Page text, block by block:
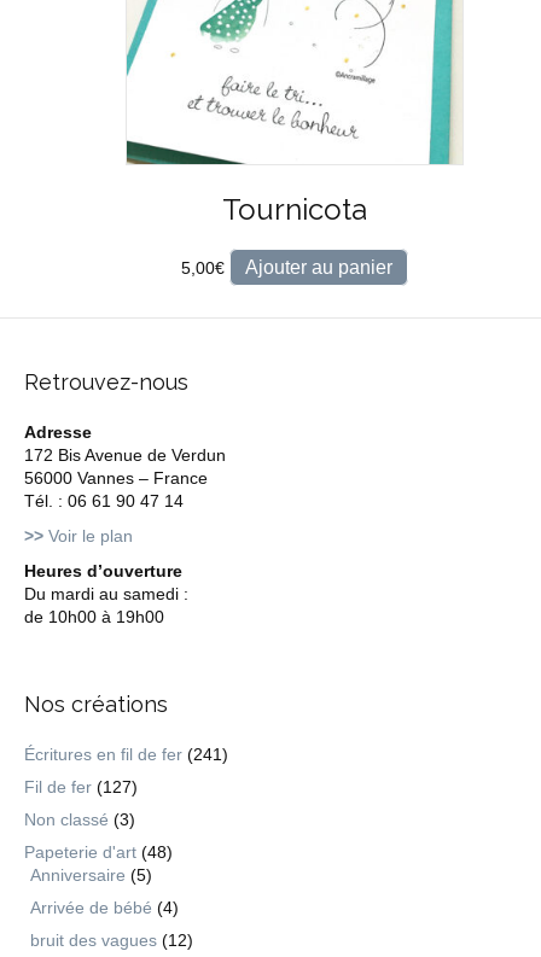
Tournicota
5,00€ Ajouter au panier
Retrouvez-nous
Adresse
172 Bis Avenue de Verdun
56000 Vannes – France
Tél. : 06 61 90 47 14
>> Voir le plan
Heures d’ouverture
Du mardi au samedi :
de 10h00 à 19h00
Nos créations
Écritures en fil de fer (241)
Fil de fer (127)
Non classé (3)
Papeterie d'art (48)
Anniversaire (5)
Arrivée de bébé (4)
bruit des vagues (12)